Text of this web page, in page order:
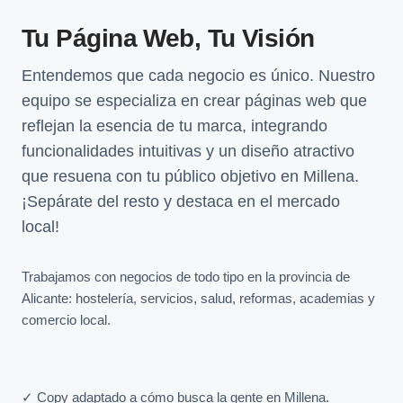
Tu Página Web, Tu Visión
Entendemos que cada negocio es único. Nuestro
equipo se especializa en crear páginas web que
reflejan la esencia de tu marca, integrando
funcionalidades intuitivas y un diseño atractivo
que resuena con tu público objetivo en Millena.
¡Sepárate del resto y destaca en el mercado
local!
Trabajamos con negocios de todo tipo en la provincia de
Alicante: hostelería, servicios, salud, reformas, academias y
comercio local.
✓ Copy adaptado a cómo busca la gente en Millena.